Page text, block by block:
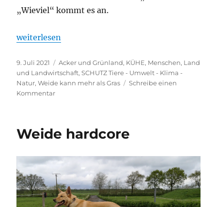
„Wieviel“ kommt es an.
„Tag des Rindes“
weiterlesen
Veröffentlicht
am
9. Juli 2021 Kategorien
Acker und Grünland, KÜHE, Menschen, Land
und Landwirtschaft,SCHUTZ Tiere - Umwelt - Klima -
Natur,Weide kann mehr als Gras
Schreibe einen
Kommentarzu
Weide hardcore